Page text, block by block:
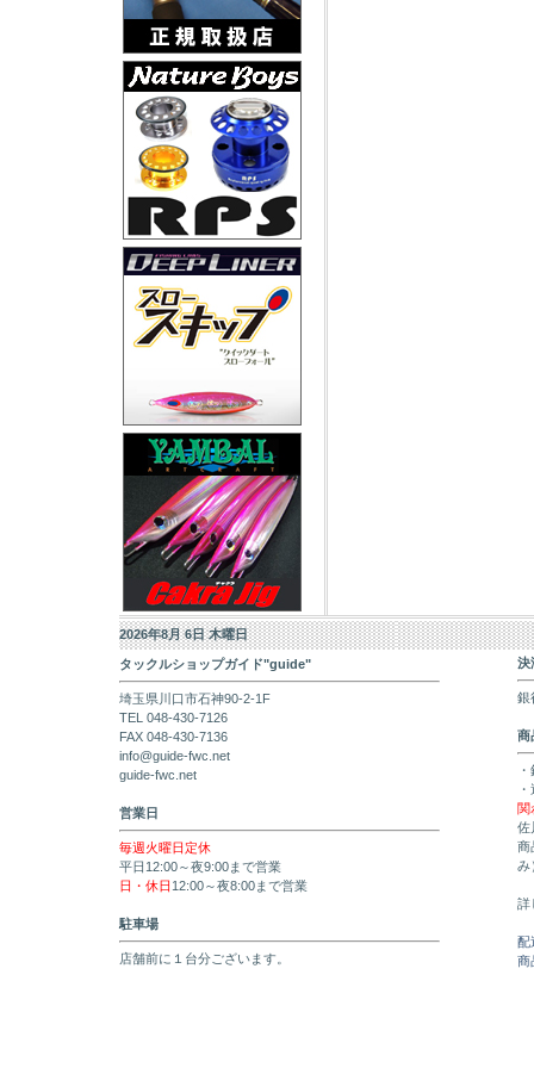
2026年8月 6日 木曜日
タックルショップガイド"guide"
埼玉県川口市石神90-2-1F
TEL 048-430-7126
FAX 048-430-7136
info@guide-fwc.net
guide-fwc.net
営業日
毎週火曜日定休
平日12:00～夜9:00まで営業
日・休日 12:00～夜8:00まで営業
駐車場
店舗前に１台分ございます。
決
銀
商
関
佐
商
み
詳
配
商